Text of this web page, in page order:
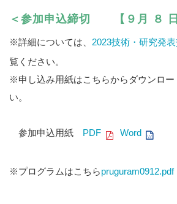
＜参加申込締切 【９月 ８
※詳細については、2023技術・研究発
覧ください。
※申し込み用紙はこちらからダウンロー
い。
参加申込用紙 PDF Word
※プログラムはこちらpruguram0912.pdf